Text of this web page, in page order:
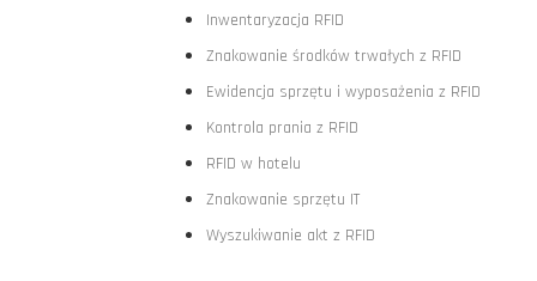
Inwentaryzacja RFID
Znakowanie środków trwałych z RFID
Ewidencja sprzętu i wyposażenia z RFID
Kontrola prania z RFID
RFID w hotelu
Znakowanie sprzętu IT
Wyszukiwanie akt z RFID